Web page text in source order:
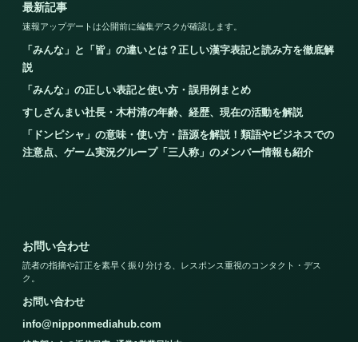
最新記事
速報アップデートは公開前に編集デスクが確認します。
「みんな」と「皆」の違いとは？正しい漢字表記と読み方を徹底解
説
「みんな」の正しい表記と使い方・誤用例まとめ
すしざんまい社長・木村清の年齢、経歴、現在の活動を解説
「ドンピシャ」の意味・使い方・語源を解説！類語やビジネスでの
注意点、ゲーム実況グループ「三人称」のメンバー情報も紹介
お問い合わせ
読者の指摘や訂正を素早く振り分ける、レスポンス重視のコンタクト・デス
ク。
お問い合わせ
info@nipponmediahub.com